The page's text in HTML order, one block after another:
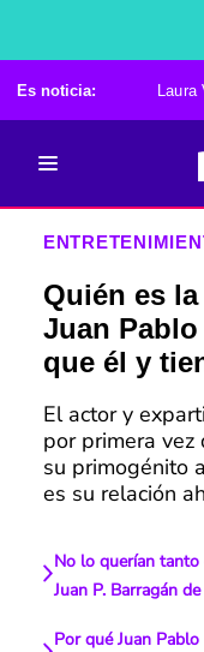
Es noticia: Laura
Quién es
Juan
que él y
El actor y
por primera vez
su primogénito
es su relación
No lo querían tanto
Juan P. Barragán
Por qué Juan